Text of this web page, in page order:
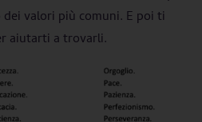
dei valori più comuni. E poi ti
aiutarti a trovarli.